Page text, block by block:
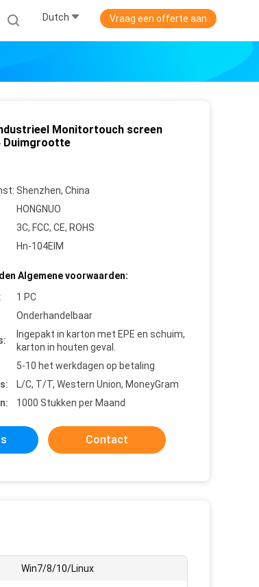
Dutch Vraag een offerte aan
Monitortouch screen
Duimgrootte
Shenzhen, China
HONGNUO
3C, FCC, CE, ROHS
Hn-104EIM
Algemene voorwaarden:
1 PC
Onderhandelbaar
Ingepakt in karton met EPE en schuim,
karton in houten geval.
5-10 het werkdagen op betaling
L/C, T/T, Western Union, MoneyGram
1000 Stukken per Maand
Contact
Win7/8/10/Linux